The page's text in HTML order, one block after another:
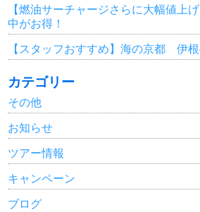
【燃油サーチャージさらに大幅値上
中がお得！
【スタッフおすすめ】海の京都 伊
カテゴリー
その他
お知らせ
ツアー情報
キャンペーン
ブログ